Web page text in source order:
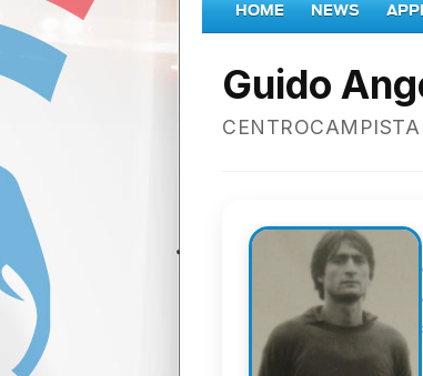
HOME NEWS
Guido
CENTROCAMPISTA